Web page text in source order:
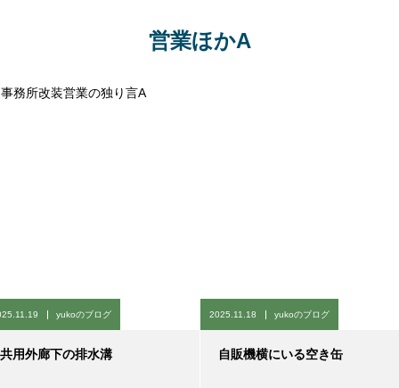
営業ほかA
事務所改装営業の独り言A
yukoのブログ
共用外廊下の排水溝
2025.11.18 yukoのブログ
自販機横にいる空き缶